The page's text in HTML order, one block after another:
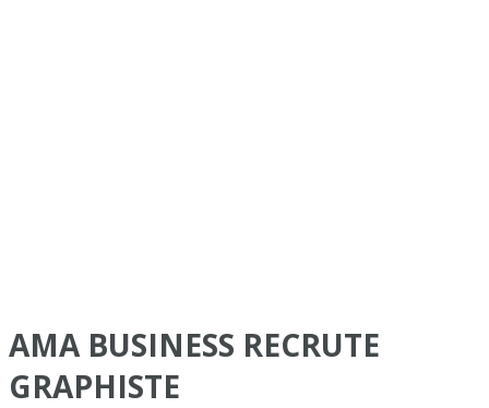
AMA BUSINESS RECRUTE
GRAPHISTE